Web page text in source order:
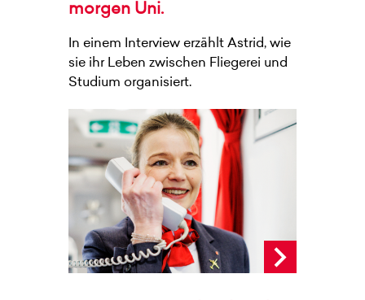
morgen Uni.
In einem Interview erzählt Astrid, wie
sie ihr Leben zwischen Fliegerei und
Studium organisiert.